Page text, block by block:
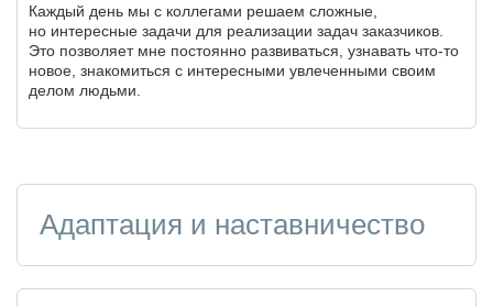
Каждый день мы с коллегами решаем сложные,
но интересные задачи для реализации задач заказчиков.
Это позволяет мне постоянно развиваться, узнавать что-то
новое, знакомиться с интересными увлеченными своим
делом людьми.
Адаптация и наставничество